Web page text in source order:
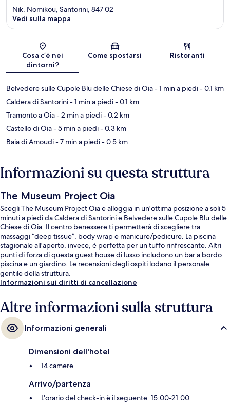
Mappa
Nik. Nomikou, Santorini, 847 02
Vedi sulla mappa
Cosa c’è nei
dintorni?
Come spostarsi Ristoranti
Belvedere sulle Cupole Blu delle Chiese di Oia- 1 min a piedi- 0.1 km
Caldera di Santorini- 1 min a piedi- 0.1 km
Tramonto a Oia- 2 min a piedi- 0.2 km
Castello di Oia- 5 min a piedi- 0.3 km
Baia di Amoudi- 7 min a piedi- 0.5 km
Informazioni su questa struttura
The Museum Project Oia
Scegli The Museum Project Oia e alloggia in un'ottima posizione a soli 5
minuti a piedi da Caldera di Santorini e Belvedere sulle Cupole Blu delle
Chiese di Oia. Il centro benessere ti permetterà di scegliere tra
massaggi “deep tissue”, body wrap e manicure/pedicure. La piscina
stagionale all'aperto, invece, è perfetta per un tuffo rinfrescante. Altri
punti di forza di questa guest house di lusso includono un bar a bordo
piscina e un giardino. Le recensioni degli ospiti lodano il personale
gentile della struttura.
Informazioni sui diritti di cancellazione
Altre informazioni sulla struttura
Informazioni generali
Dimensioni dell'hotel
14 camere
Arrivo/partenza
L'orario del check-in è il seguente: 15:00-21:00